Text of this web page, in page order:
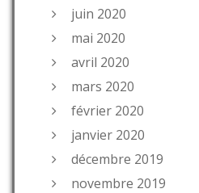
juin 2020
mai 2020
avril 2020
mars 2020
février 2020
janvier 2020
décembre 2019
novembre 2019